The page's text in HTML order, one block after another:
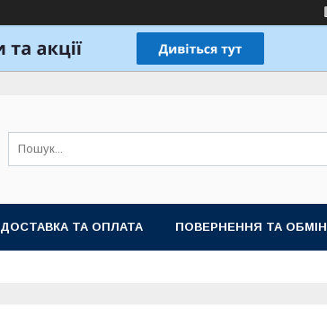
ДОСТАВКА ТА ОПЛАТА ПОВЕРНЕННЯ ТА ОБМІН